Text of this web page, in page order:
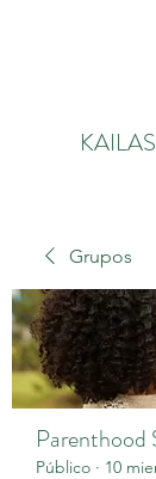
Grupos
Parenthood
Público · 10